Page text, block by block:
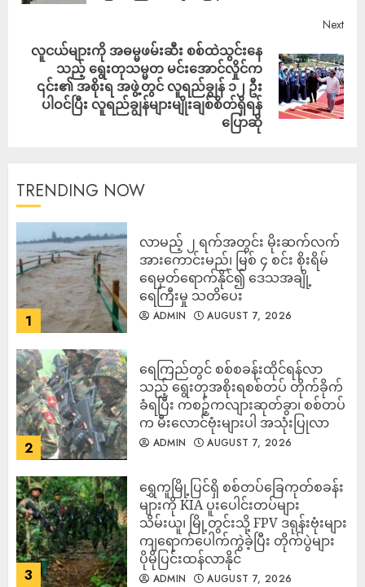
Next
လူငယ်များကို အဓမ္မဖမ်းဆီး စစ်ထဲသွင်းနေ
သည့် ရွေးတုသမ္မတ မင်းအောင်လှိုင်က
၎င်း၏ အစိုးရ အဖွဲ့တွင် လူရည်ချွန် ၁၂ ဦး
ပါဝင်ပြီး လူရည်ချွန်များမျိုးချစ်စိတ်ရှိရန်
ပြောဆို
TRENDING NOW
1
လာမည့် ၂ ရက်အတွင်း မိုးဆက်လက်
အားကောင်းမည်၊ မြစ် ၄ စင်း စိုးရိမ်
ရေမှတ်ရောက်နိုင်၍ ဒေသအချို့
ရေကြီးမှု သတိပေး
ADMIN AUGUST 7, 2026
2
ရေကြည်တွင် စစ်စခန်းထိုင်ရန်လာ
သည့် ရွေးတုအစိုးရစစ်တပ် တိုက်ခိုက်
ခံရပြီး ကစဉ့်ကလျားဆုတ်ခွာ၊ စစ်တပ်
က မီးလောင်ဗုံးများပါ အသုံးပြုလာ
ADMIN AUGUST 7, 2026
3
‎ရွှေကူမြို့ပြင်ရှိ စစ်တပ်ခြေကုတ်စခန်း
များကို KIA ပူးပေါင်းတပ်များ
သိမ်းယူ၊ မြို့တွင်းသို့ FPV ဒရုန်းဗုံးများ
ကျရောက်ပေါက်ကွဲခဲ့ပြီး တိုက်ပွဲများ
ပိုမိုပြင်းထန်လာနိုင်
ADMIN AUGUST 7, 2026